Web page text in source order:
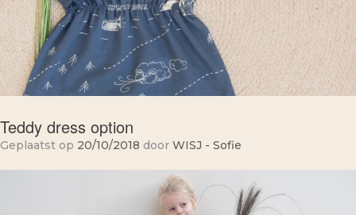
Teddy dress option
Geplaatst op 20/10/2018 door WISJ - Sofie